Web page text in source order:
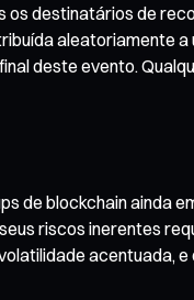
os destinatários de
aleatoriamente a
deste evento.
de blockchain ainda
riscos inerentes
acentuada,